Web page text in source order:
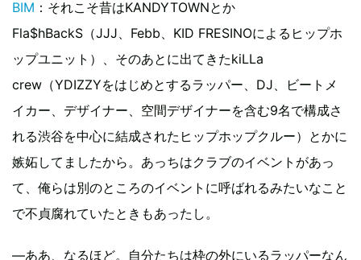
BIM ：それこそ昔はKANDYTOWNとか
Fla$hBackS（JJJ、Febb、KID FRESINOによるヒップホ
ップユニット）、そのあとに出てきたkiLLa
crew（YDIZZYをはじめとするラッパー、DJ、ビートメ
イカー、デザイナー、空間デザイナーを含む9名で構成さ
れる渋谷を中心に結成されたヒップホップクルー）とかに
嫉妬してましたから。あっちはクラブのイベントがあっ
て、俺らは別のところのイベントに呼ばれるみたいなこと
で不貞腐れていたときもあったし。
―ああ、なるほど。自分たちは枠の外にいるラッパーなん